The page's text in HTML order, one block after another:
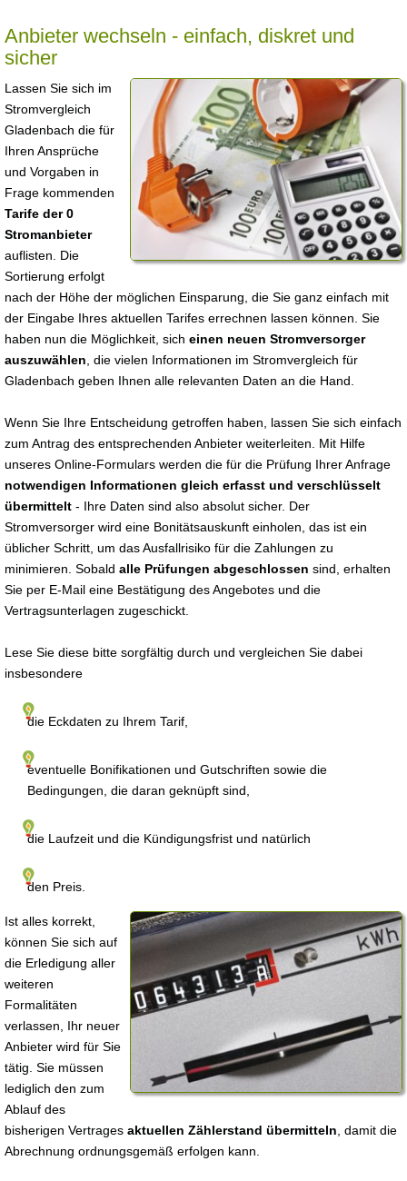
Anbieter wechseln - einfach, diskret und
sicher
Lassen Sie sich im
Stromvergleich
Gladenbach die für
Ihren Ansprüche
und Vorgaben in
Frage kommenden
Tarife der 0
Stromanbieter
auflisten. Die
Sortierung erfolgt
nach der Höhe der möglichen Einsparung, die Sie ganz einfach mit
der Eingabe Ihres aktuellen Tarifes errechnen lassen können. Sie
haben nun die Möglichkeit, sich einen neuen Stromversorger
auszuwählen , die vielen Informationen im Stromvergleich für
Gladenbach geben Ihnen alle relevanten Daten an die Hand.
Wenn Sie Ihre Entscheidung getroffen haben, lassen Sie sich einfach
zum Antrag des entsprechenden Anbieter weiterleiten. Mit Hilfe
unseres Online-Formulars werden die für die Prüfung Ihrer Anfrage
notwendigen Informationen gleich erfasst und verschlüsselt
übermittelt - Ihre Daten sind also absolut sicher. Der
Stromversorger wird eine Bonitätsauskunft einholen, das ist ein
üblicher Schritt, um das Ausfallrisiko für die Zahlungen zu
minimieren. Sobald alle Prüfungen abgeschlossen sind, erhalten
Sie per E-Mail eine Bestätigung des Angebotes und die
Vertragsunterlagen zugeschickt.
Lese Sie diese bitte sorgfältig durch und vergleichen Sie dabei
insbesondere
die Eckdaten zu Ihrem Tarif,
eventuelle Bonifikationen und Gutschriften sowie die
Bedingungen, die daran geknüpft sind,
die Laufzeit und die Kündigungsfrist und natürlich
den Preis.
Ist alles korrekt,
können Sie sich auf
die Erledigung aller
weiteren
Formalitäten
verlassen, Ihr neuer
Anbieter wird für Sie
tätig. Sie müssen
lediglich den zum
Ablauf des
bisherigen Vertrages aktuellen Zählerstand übermitteln , damit die
Abrechnung ordnungsgemäß erfolgen kann.